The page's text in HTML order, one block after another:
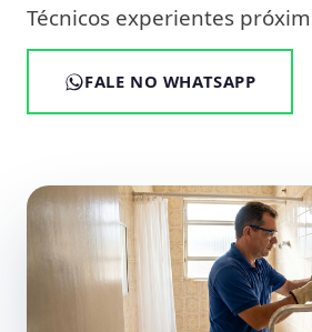
Técnicos experientes
FALE NO WHATSAPP